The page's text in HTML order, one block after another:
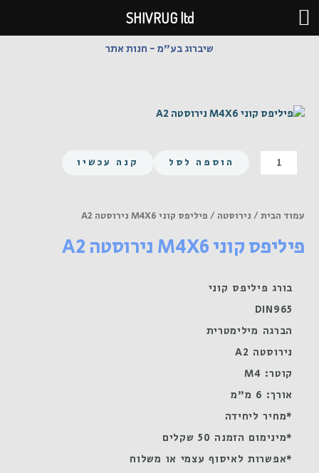
דילוג
לתוכן
שיברוג בע"מ - חנות אתר
כמות
של
נירוסטה
הוספה לסל קנה עכשיו
עמוד הבית/ נירוסטה / פיליפס קוני M4X6 נירוסטה A2
פיליפס קוני M4X6 נירוסטה A2
בורג פיליפס קוני
DIN965
הברגה מילימטרית
נירוסטה A2
קוטר: M4
אורך: 6 מ"מ
*מחיר ליחידה
*מינימום הזמנה 50 שקלים
*אפשרות לאיסוף עצמי או משלוח
SHIVRUG ltd